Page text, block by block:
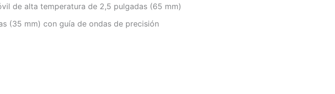
de alta temperatura de 2,5 pulgadas (65 mm)
(35 mm) con guía de ondas de precisión